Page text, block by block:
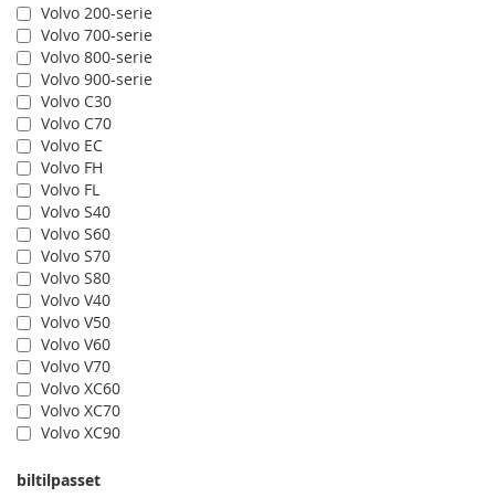
Volvo 200-serie
Volvo 700-serie
Volvo 800-serie
Volvo 900-serie
Volvo C30
Volvo C70
Volvo EC
Volvo FH
Volvo FL
Volvo S40
Volvo S60
Volvo S70
Volvo S80
Volvo V40
Volvo V50
Volvo V60
Volvo V70
Volvo XC60
Volvo XC70
Volvo XC90
biltilpasset